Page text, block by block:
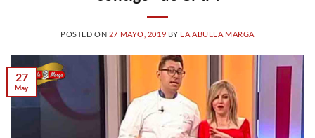
POSTED ON 27 MAYO, 2019 BY LA ABUELA MARGA
27
May